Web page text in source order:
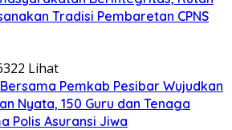
Tradisi Pembaretan CPNS
322 Lihat
Pemkab Pesibar Wujudkan
Nyata, 150 Guru dan Tenaga
Polis Asuransi Jiwa